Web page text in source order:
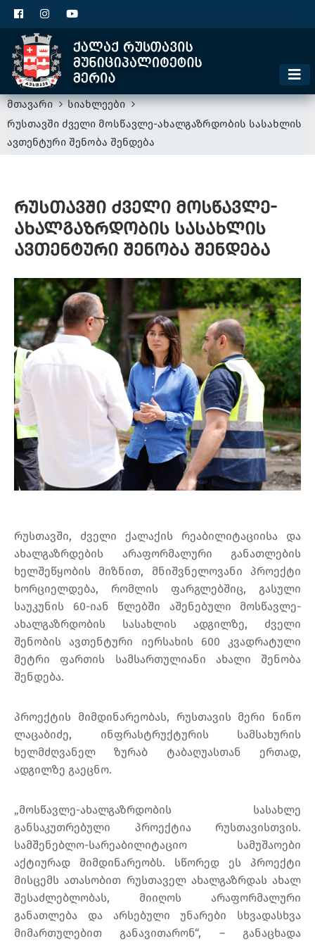
მთავარი
სიახლეები
რუსთავში ძველი მოსწავლე-ახალგაზრდობის სასახლის
ავთენტური შენობა შენდება
რუსთავში ძველი მოსწავლე-
ახალგაზრდობის სასახლის
ავთენტური შენობა შენდება
რუსთავში, ძველი ქალაქის რეაბილიტაციისა და
ახალგაზრდების არაფორმალური განათლების
ხელშეწყობის მიზნით, მნიშვნელოვანი პროექტი
ხორციელდება, რომლის ფარგლებშიც, გასული
საუკუნის 60-იან წლებში აშენებული მოსწავლე-
ახალგაზრდობის სასახლის ადგილზე, ძველი
შენობის ავთენტური იერსახის 600 კვადრატული
მეტრი ფართის სამსართულიანი ახალი შენობა
შენდება.
პროექტის მიმდინარეობას, რუსთავის მერი ნინო
ლაცაბიძე, ინფრასტრუქტურის სამსახურის
ხელმძღვანელ ზურაბ ტაბაღუასთან ერთად,
ადგილზე გაეცნო.
„მოსწავლე-ახალგაზრდობის სასახლე
განსაკუთრებული პროექტია რუსთავისთვის.
სამშენებლო-სარეაბილიტაციო სამუშაოები
აქტიურად მიმდინარეობს. სწორედ ეს პროექტი
მისცემს ათასობით რუსთაველ ახალგაზრდას ახალ
შესაძლებლობას, მიიღოს არაფორმალური
განათლება და არსებული უნარები სხვადასხვა
მიმართულებით განავითარონ“, – განაცხადა